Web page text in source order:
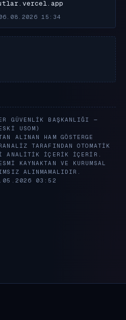
15:34
GÜVENLIK BAŞKANLIĞI —
USOM)
ALINAN HAM GÖSTERGE
TARAFINDAN OTOMATIK
ANALITIK IÇERIK IÇERIR.
KAYNAKTAN VE KURUMSAL
ALINMAMALIDIR.
03:52